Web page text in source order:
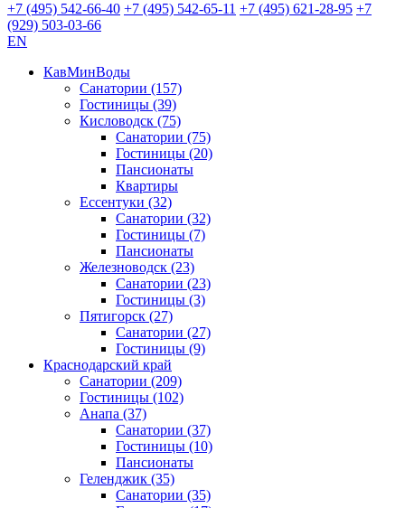
+7 (495) 542-66-40 +7 (495) 542-65-11 +7 (495) 621-28-95 +7
(929) 503-03-66
EN
КавМинВоды
Санатории (157)
Гостиницы (39)
Кисловодск (75)
Санатории (75)
Гостиницы (20)
Пансионаты
Квартиры
Ессентуки (32)
Санатории (32)
Гостиницы (7)
Пансионаты
Железноводск (23)
Санатории (23)
Гостиницы (3)
Пятигорск (27)
Санатории (27)
Гостиницы (9)
Краснодарский край
Санатории (209)
Гостиницы (102)
Анапа (37)
Санатории (37)
Гостиницы (10)
Пансионаты
Геленджик (35)
Санатории (35)